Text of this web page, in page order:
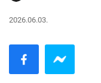
2026.06.03.